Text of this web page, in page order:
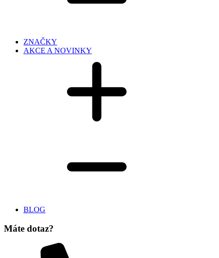
ZNAČKY
AKCE A NOVINKY
BLOG
Máte dotaz?